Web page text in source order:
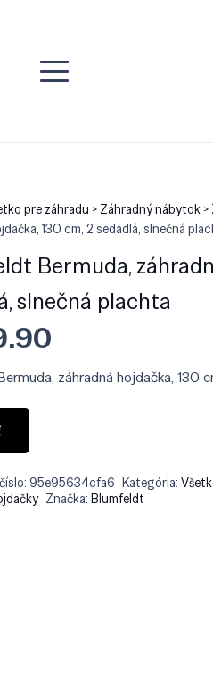
pre záhradu > Záhradný nábytok
130 cm, 2 sedadlá, slnečná
Bermuda,
slnečná plachta
záhradná hojdačka, 130
95e95634cfa6 Kategória:
Značka:Blumfeldt